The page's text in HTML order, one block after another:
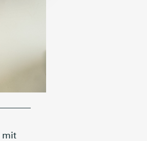
mit